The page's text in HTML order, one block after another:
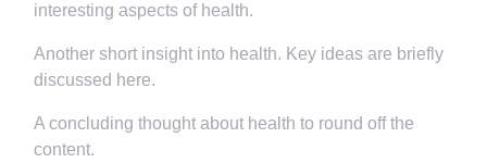
interesting aspects of health.
Another short insight into health. Key ideas are briefly
discussed here.
A concluding thought about health to round off the
content.